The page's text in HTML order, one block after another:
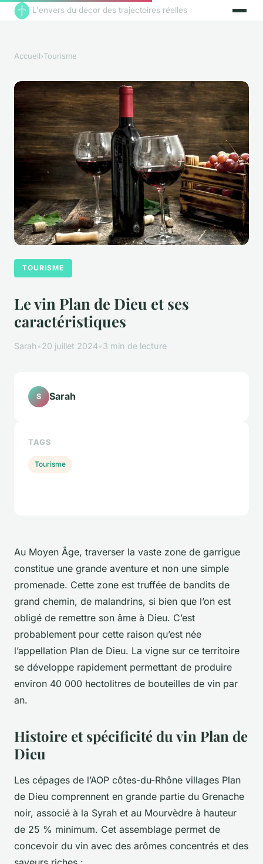
L'envers du décor des trajectoires réelles
Accueil›Tourisme
TOURISME
Le vin Plan de Dieu et ses
caractéristiques
Sarah•20 juillet 2024•3 min de lecture
Au Moyen Âge, traverser la vaste zone de garrigue
constitue une grande aventure et non une simple
promenade. Cette zone est truffée de bandits de
grand chemin, de malandrins, si bien que l’on est
obligé de remettre son âme à Dieu. C’est
probablement pour cette raison qu’est née
l’appellation Plan de Dieu. La vigne sur ce territoire
se développe rapidement permettant de produire
environ 40 000 hectolitres de bouteilles de vin par
an.
Histoire et spécificité du vin Plan de
Dieu
Les cépages de l’AOP côtes-du-Rhône villages Plan
de Dieu comprennent en grande partie du Grenache
noir, associé à la Syrah et au Mourvèdre à hauteur
de 25 % minimum. Cet assemblage permet de
concevoir du vin avec des arômes concentrés et des
S Sarah
TAGS
Tourisme